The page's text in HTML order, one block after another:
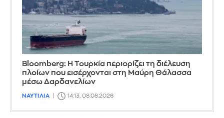
Bloomberg: Η Τουρκία περιορίζει τη διέλευση
πλοίων που εισέρχονται στη Μαύρη Θάλασσα
μέσω Δαρδανελίων
ΝΑΥΤΙΛΙΑ 14:13, 08.08.2026